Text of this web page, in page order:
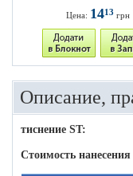
Цена: 1413 грн
Описание,
тиснение ST:
Стоимость